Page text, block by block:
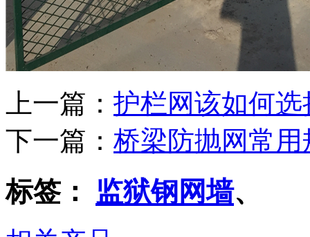
上一篇： 护栏网该如何
下一篇： 桥梁防抛网常
标签： 监狱钢网墙、